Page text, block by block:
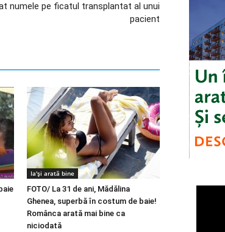
numele pe ficatul transplantat al unui
pacient
Ia'și arată bine
FOTO/ La 31 de ani, Mădălina
Ghenea, superbă în costum de baie!
Românca arată mai bine ca
niciodată